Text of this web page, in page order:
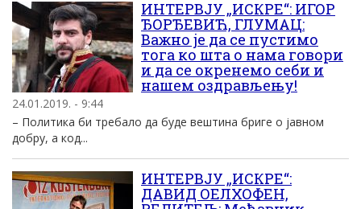
ИНТЕРВЈУ „ИСКРЕ“: ИГОР
ЂОРЂЕВИЋ, ГЛУМАЦ:
Важно је да се пустимо
тога ко шта о нама говори
и да се окренемо себи и
нашем оздрављењу!
24.01.2019. - 9:44
– Политика би требало да буде вештина бриге о јавном
добру, а код...
ИНТЕРВЈУ „ИСКРЕ“:
ДАВИД ОЕЛХОФЕН,